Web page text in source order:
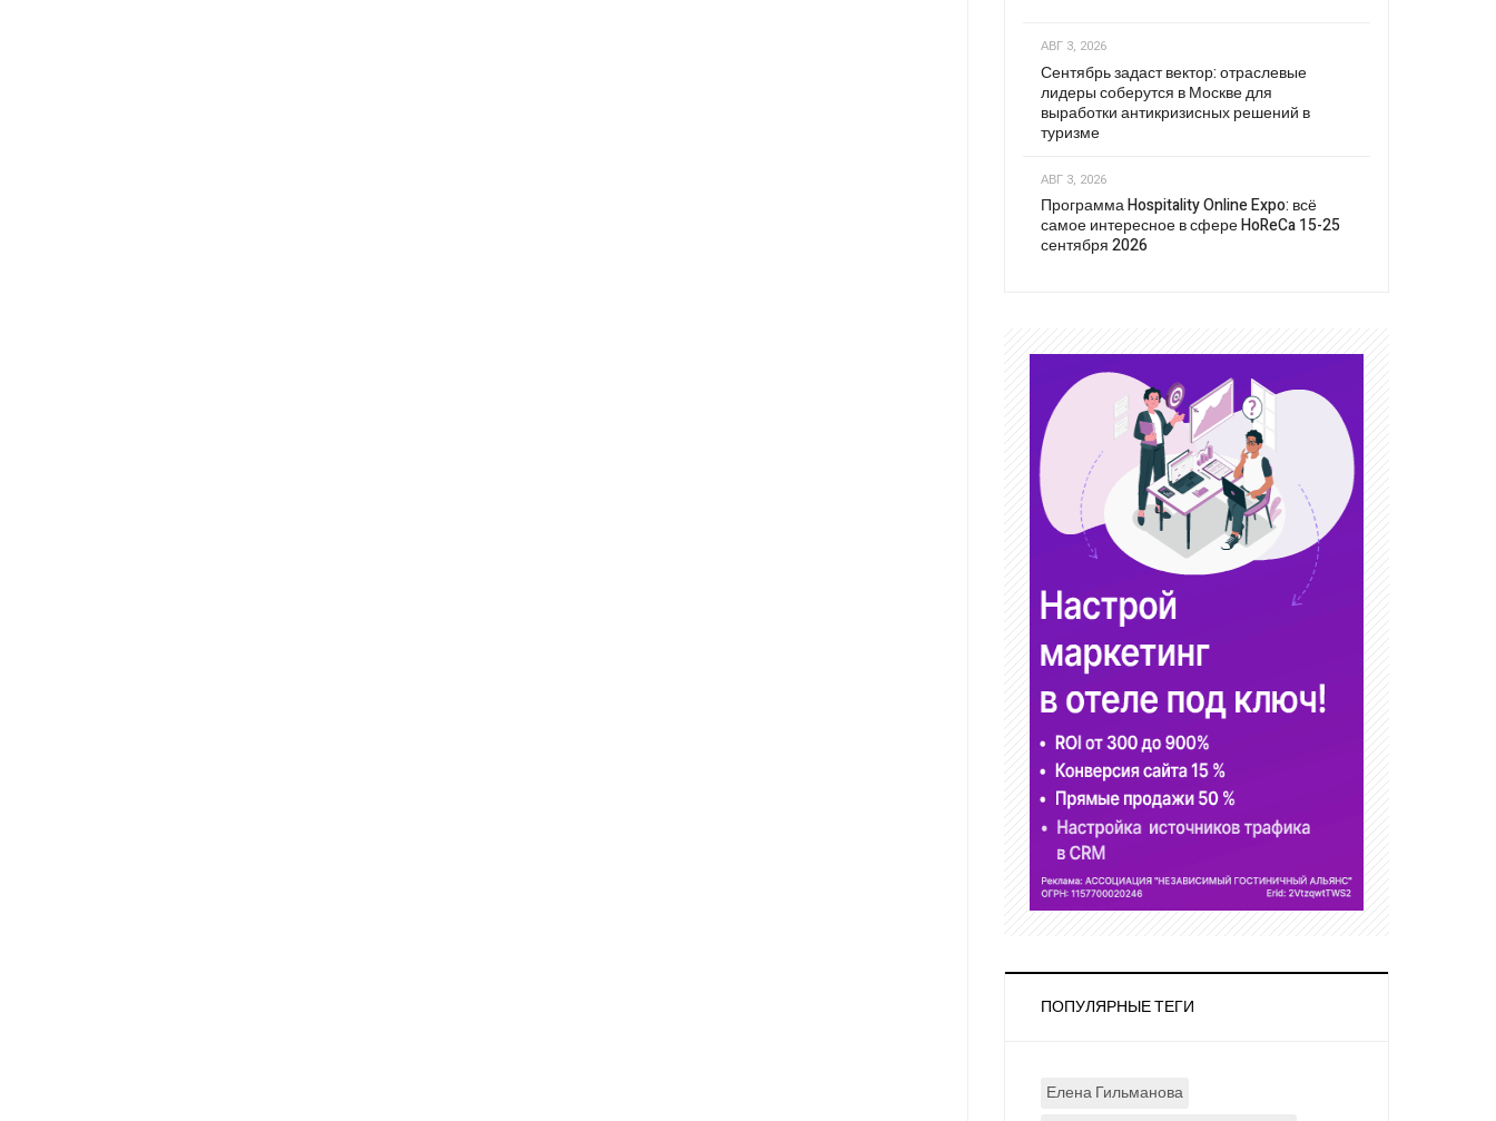
АВГ 3, 2026
Сентябрь задаст вектор: отраслевые
лидеры соберутся в Москве для
выработки антикризисных решений в
туризме
АВГ 3, 2026
Программа Hospitality Online Expo: всё
самое интересное в сфере HoReCa 15-25
сентября 2026
ПОПУЛЯРНЫЕ ТЕГИ
Елена Гильманова